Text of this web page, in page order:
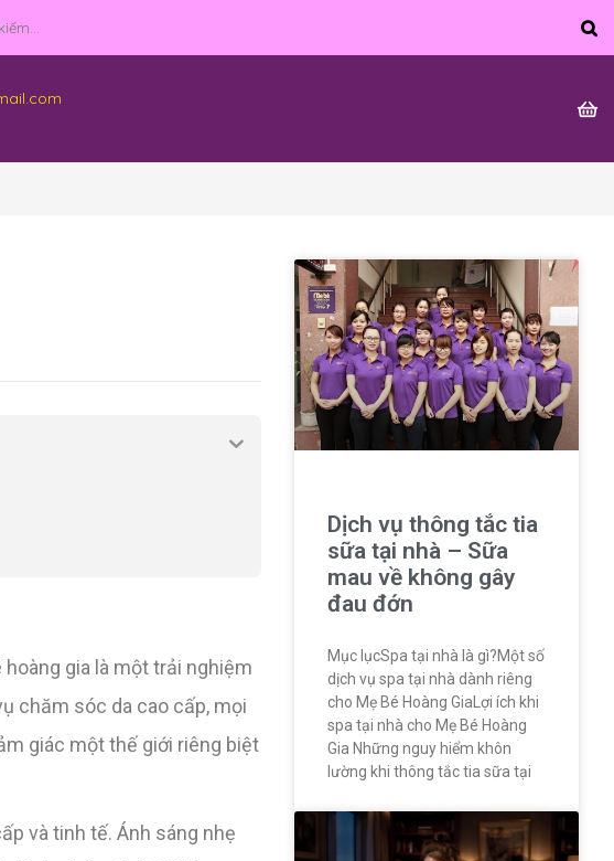
gia là một trải nghiệm
chăm sóc da cao cấp, mọi
giác một thế giới riêng biệt
và tinh tế. Ánh sáng nhẹ
Dịch vụ thông tắc tia
sữa tại nhà – Sữa
mau về không gây
đau đớn
Mục lụcSpa tại nhà là gì?Một số
dịch vụ spa tại nhà dành riêng
cho Mẹ Bé Hoàng GiaLợi ích khi
spa tại nhà cho Mẹ Bé Hoàng
Gia Những nguy hiểm khôn
lường khi thông tắc tia sữa tại